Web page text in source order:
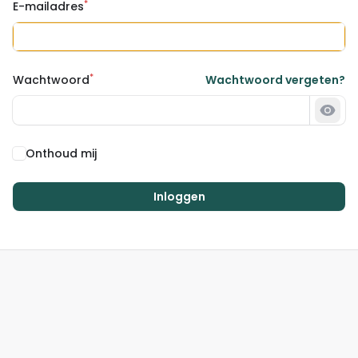
E-mailadres*
Wachtwoord* Wachtwoord vergeten?
Onthoud mij
Inloggen